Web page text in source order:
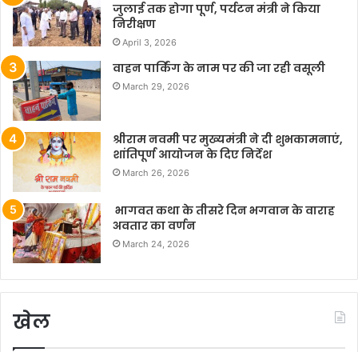
जुलाई तक होगा पूर्ण, पर्यटन मंत्री ने किया
निरीक्षण
April 3, 2026
वाहन पार्किंग के नाम पर की जा रही वसूली
March 29, 2026
श्रीराम नवमी पर मुख्यमंत्री ने दी शुभकामनाएं,
शांतिपूर्ण आयोजन के दिए निर्देश
March 26, 2026
भागवत कथा के तीसरे दिन भगवान के वाराह
अवतार का वर्णन
March 24, 2026
खेल